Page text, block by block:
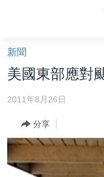
礙
鏈
接
跳
內
容
美國大選2024
台灣
美中關係
海外港人
新聞
美國東部應對
2011年8月26日
分享